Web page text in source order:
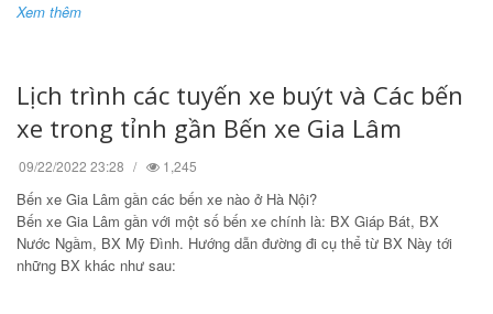
Xem thêm
Lịch trình các tuyến xe buýt và Các bến
xe trong tỉnh gần Bến xe Gia Lâm
09/22/2022 23:28 1,245
Bến xe Gia Lâm gần các bến xe nào ở Hà Nội?
Bến xe Gia Lâm gần với một số bến xe chính là: BX Giáp Bát, BX
Nước Ngầm, BX Mỹ Đình. Hướng dẫn đường đi cụ thể từ BX Này tới
những BX khác như sau: